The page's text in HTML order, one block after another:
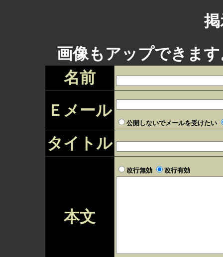
画像もアップできま
名前
Ｅメール
公開しないでメールを受けたい
タイトル
本文
改行無効 改行有効